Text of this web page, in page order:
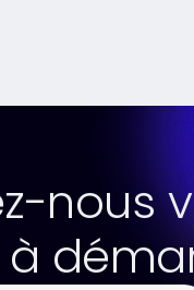
nous